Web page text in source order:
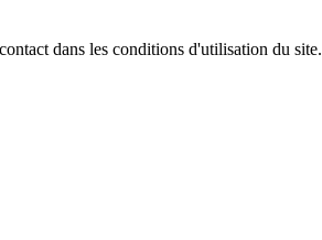
dans les conditions d'utilisation du site.